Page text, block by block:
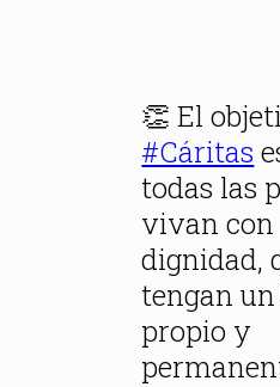
👏 El
#Cáritas
todas las
vivan con
dignidad,
tengan
propio y